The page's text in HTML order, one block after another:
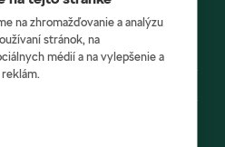
na zhromažďovanie a analýzu
stránok, na
médií a na vylepšenie a